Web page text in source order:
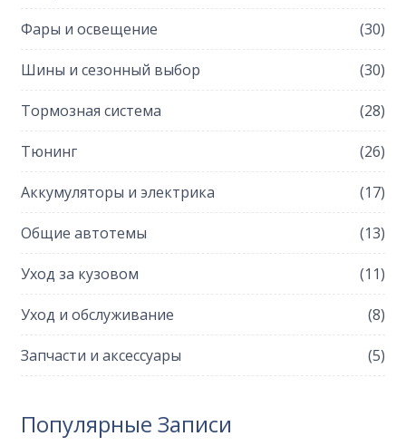
Фары и освещение (30)
Шины и сезонный выбор (30)
Тормозная система (28)
Тюнинг (26)
Аккумуляторы и электрика (17)
Общие автотемы (13)
Уход за кузовом (11)
Уход и обслуживание (8)
Запчасти и аксессуары (5)
Популярные Записи